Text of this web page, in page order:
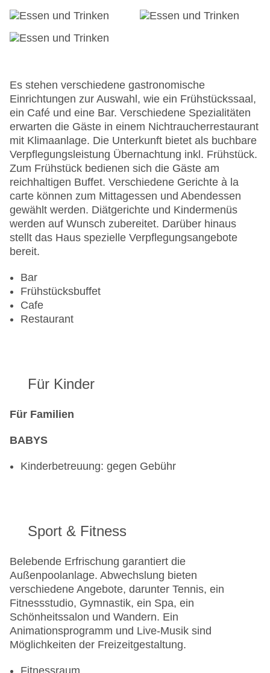
Check-out bis: 12:00:00
Garage: gegen Gebühr
WLAN/WiFi im Hotel
Letzte umfassende Renovierung: 2012
Lift
Anzahl der Konferenzräume: 1
Anzahl der Aufzüge: 1
Haustiere
Haustiere auf Anfrage: gegen Gebühr
Zimmerservice: gegen Gebühr
Gesamtanzahl der Stockwerke: 3
Gesamtanzahl der Zimmer: 70
Pools:Outdoor Pool
Zahlungsarten: American Express, Diners Club,
Mastercard, Visa
Es stehen verschiedene gastronomische
Einrichtungen zur Auswahl, wie ein Frühstückssaal,
ein Café und eine Bar. Verschiedene Spezialitäten
erwarten die Gäste in einem Nichtraucherrestaurant
mit Klimaanlage. Die Unterkunft bietet als buchbare
Verpflegungsleistung Übernachtung inkl. Frühstück.
Zum Frühstück bedienen sich die Gäste am
reichhaltigen Buffet. Verschiedene Gerichte à la
carte können zum Mittagessen und Abendessen
gewählt werden. Diätgerichte und Kindermenüs
werden auf Wunsch zubereitet. Darüber hinaus
stellt das Haus spezielle Verpflegungsangebote
bereit.
Bar
Frühstücksbuffet
Cafe
Restaurant
Für Kinder
Für Familien
BABYS
Kinderbetreuung: gegen Gebühr
Sport & Fitness
Belebende Erfrischung garantiert die
Außenpoolanlage. Abwechslung bieten
verschiedene Angebote, darunter Tennis, ein
Fitnessstudio, Gymnastik, ein Spa, ein
Schönheitssalon und Wandern. Ein
Animationsprogramm und Live-Musik sind
Möglichkeiten der Freizeitgestaltung.